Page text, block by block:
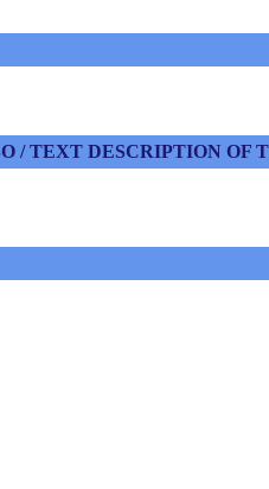
DESCRIPTION OF